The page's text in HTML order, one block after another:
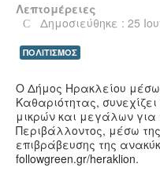
Κόσμος
Απόψεις
Τεχνολογία
Υγεία
Πολιτισμός
Αθλητικά
Λεπτομέρειες
Δημοσιεύθηκε : 25
ΠΟΛΙΤΙΣΜΟΣ
Ο Δήμος Ηρακλείου μέσω
Καθαριότητας,
μικρών και μεγάλων για
Περιβάλλοντος, μέσω
επιβράβευσης της
followgreen.gr/heraklion.